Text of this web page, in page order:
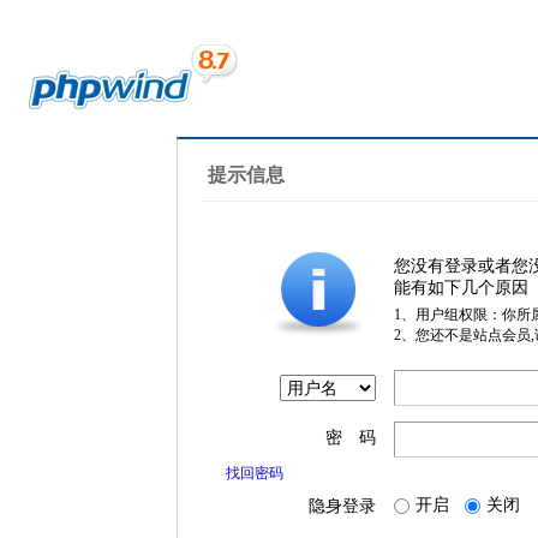
提示信息
您没有登录或者您
能有如下几个原因
1、用户组权限：你所
2、您还不是站点会员
密 码
找回密码
隐身登录 开启 关闭